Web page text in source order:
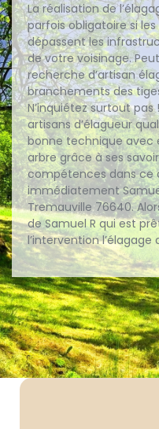
La réalisation de
parfois obligatoire si
dépassent les
de votre voisinage.
recherche d’artisan
branchements des
N’inquiétez surtout pas
artisans d’élagueur
bonne technique avec
arbre grâce à ses
compétences dans ce
immédiatement
Tremauville 76640.
de Samuel R qui est
l’intervention l’élagage